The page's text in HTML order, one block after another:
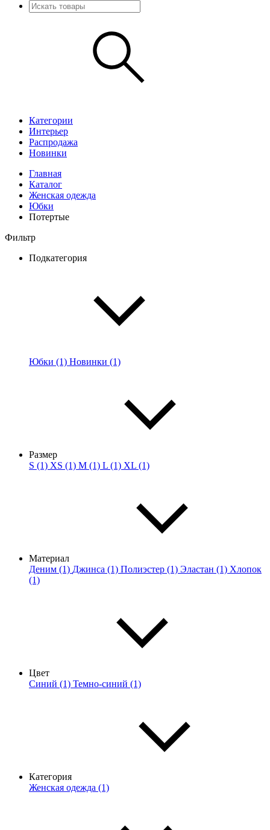
Категории
Интерьер
Распродажа
Новинки
Главная
Каталог
Женская одежда
Юбки
Потертые
Фильтр
Подкатегория
Юбки (1) Новинки (1)
Размер
S (1) XS (1) M (1) L (1) XL (1)
Материал
Деним (1) Джинса (1) Полиэстер (1) Эластан (1) Хлопок
(1)
Цвет
Синий (1) Темно-синий (1)
Категория
Женская одежда (1)